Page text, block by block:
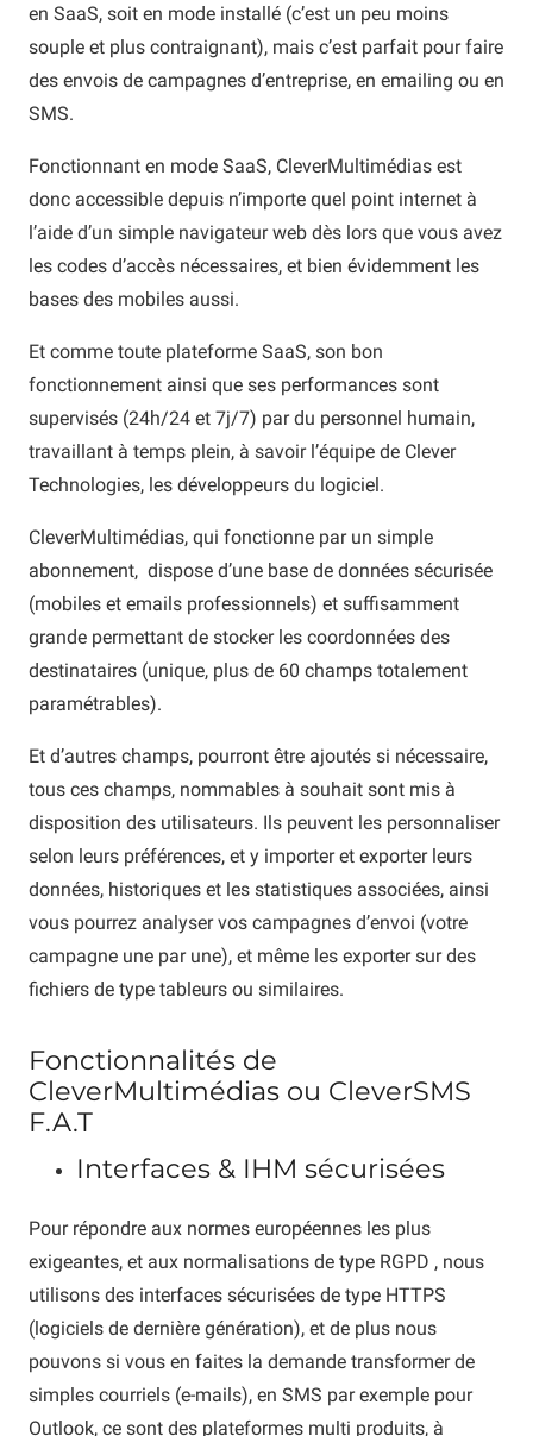
en SaaS, soit en mode installé (c’est un peu moins
souple et plus contraignant), mais c’est parfait pour faire
des envois de campagnes d’entreprise, en emailing ou en
SMS.
Fonctionnant en mode SaaS, CleverMultimédias est
donc accessible depuis n’importe quel point internet à
l’aide d’un simple navigateur web dès lors que vous avez
les codes d’accès nécessaires, et bien évidemment les
bases des mobiles aussi.
Et comme toute plateforme SaaS, son bon
fonctionnement ainsi que ses performances sont
supervisés (24h/24 et 7j/7) par du personnel humain,
travaillant à temps plein, à savoir l’équipe de Clever
Technologies, les développeurs du logiciel.
CleverMultimédias, qui fonctionne par un simple
abonnement, dispose d’une base de données sécurisée
(mobiles et emails professionnels) et suffisamment
grande permettant de stocker les coordonnées des
destinataires (unique, plus de 60 champs totalement
paramétrables).
Et d’autres champs, pourront être ajoutés si nécessaire,
tous ces champs, nommables à souhait sont mis à
disposition des utilisateurs. Ils peuvent les personnaliser
selon leurs préférences, et y importer et exporter leurs
données, historiques et les statistiques associées, ainsi
vous pourrez analyser vos campagnes d’envoi (votre
campagne une par une), et même les exporter sur des
fichiers de type tableurs ou similaires.
Fonctionnalités de
CleverMultimédias ou CleverSMS
F.A.T
Interfaces & IHM sécurisées
Pour répondre aux normes européennes les plus
exigeantes, et aux normalisations de type RGPD , nous
utilisons des interfaces sécurisées de type HTTPS
(logiciels de dernière génération), et de plus nous
pouvons si vous en faites la demande transformer de
simples courriels (e-mails), en SMS par exemple pour
Outlook, ce sont des plateformes multi produits, à